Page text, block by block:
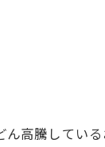
高騰してい